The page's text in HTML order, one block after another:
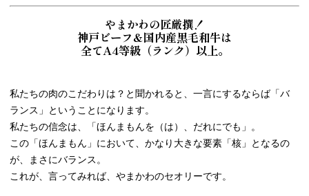
やまかわの匠厳撰！
神戸ビーフ＆国内産黒毛和牛は
全てA4等級（ランク）以上。
私たちの肉のこだわりは？と聞かれると、一言にするならば「バ
ランス」ということになります。
私たちの信念は、「ほんまもんを（は）、だれにでも」。
この「ほんまもん」において、かなり大きな要素「核」となるの
が、まさにバランス。
これが、言ってみれば、やまかわのセオリーです。